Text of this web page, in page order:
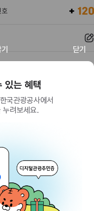
닫기
있는 혜택
국관광공사에서
누려보세요.
호